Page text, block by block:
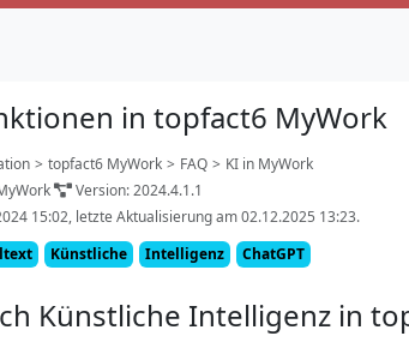
in topfact6 MyWork
> topfact6 MyWork > FAQ > KI in MyWork
Version: 2024.4.1.1
15:02, letzte Aktualisierung am 02.12.2025 13:23.
Künstliche Intelligenz ChatGPT
Künstliche Intelligenz in